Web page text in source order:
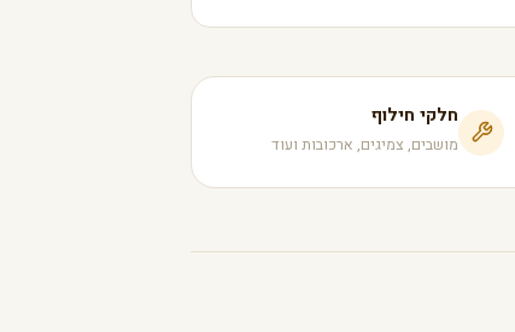
חלקי חילוף
מושבים, צמיגים, ארכובות ועוד